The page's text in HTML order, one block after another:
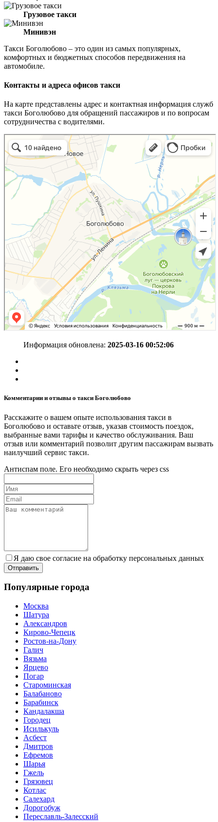
Грузовое такси
Минивэн
Такси Боголюбово – это один из самых популярных,
комфортных и бюджетных способов передвижения на
автомобиле.
Контакты и адреса офисов такси
На карте представлены адрес и контактная информация служб
такси Боголюбово для обращений пассажиров и по вопросам
сотрудничества с водителями.
Информация обновлена: 2025-03-16 00:52:06
Комментарии и отзывы о такси Боголюбово
Расскажите о вашем опыте использования такси в
Боголюбово и оставьте отзыв, указав стоимость поездок,
выбранные вами тарифы и качество обслуживания. Ваш
отзыв или комментарий позволит другим пассажирам вызвать
наилучший сервис такси.
Антиспам поле. Его необходимо скрыть через css
Я даю свое согласие на обработку персональных данных
Популярные города
Москва
Шатура
Александров
Кирово-Чепецк
Ростов-на-Дону
Галич
Вязьма
Ярцево
Погар
Староминская
Балабаново
Барабинск
Кандалакша
Городец
Исилькуль
Асбест
Дмитров
Ефремов
Шарья
Гжель
Грязовец
Котлас
Салехард
Дорогобуж
Переславль-Залесский